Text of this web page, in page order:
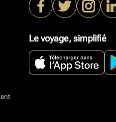
Le voyage, simplifié